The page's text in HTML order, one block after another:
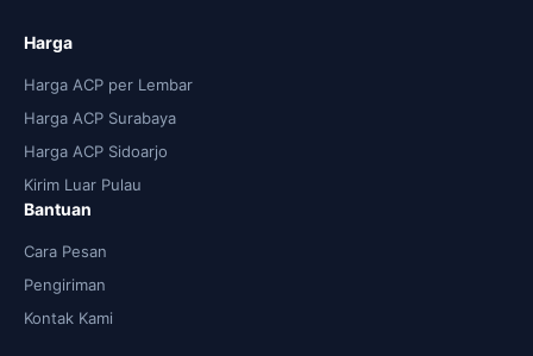
Harga
Harga ACP per Lembar
Harga ACP Surabaya
Harga ACP Sidoarjo
Kirim Luar Pulau
Bantuan
Cara Pesan
Pengiriman
Kontak Kami